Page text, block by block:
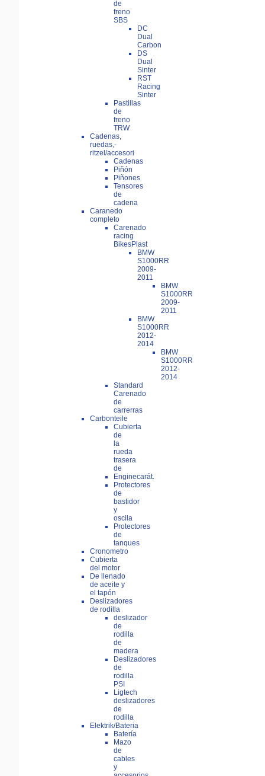
de
freno
SBS
DC
Dual
Carbon
DS
Dual
Sinter
RST
Racing
Sinter
Pastillas
de
freno
TRW
Cadenas,
ruedas,-
ritzel/accesori
Cadenas
Piñón
Piñones
Tensores
de
cadena
Caranedo
completo
Carenado
racing
BikesPlast
BMW
S1000RR
2009-
2011
BMW
S1000RR
2009-
2011
BMW
S1000RR
2012-
2014
BMW
S1000RR
2012-
2014
Standard
Carenado
de
carrerras
Carbonteile
Cubierta
de
la
rueda
trasera
de
Enginecarát.
Protectores
de
bastidor
y
oscila
Protectores
de
tanques
Cronometro
Cubierta
del motor
De llenado
de aceite y
el tapón
Deslizadores
de rodilla
deslizador
de
rodilla
de
madera
Deslizadores
de
rodilla
PSI
Ligtech
deslizadores
de
rodilla
Elektrik/Bateria
Batería
Mazo
de
cables
y